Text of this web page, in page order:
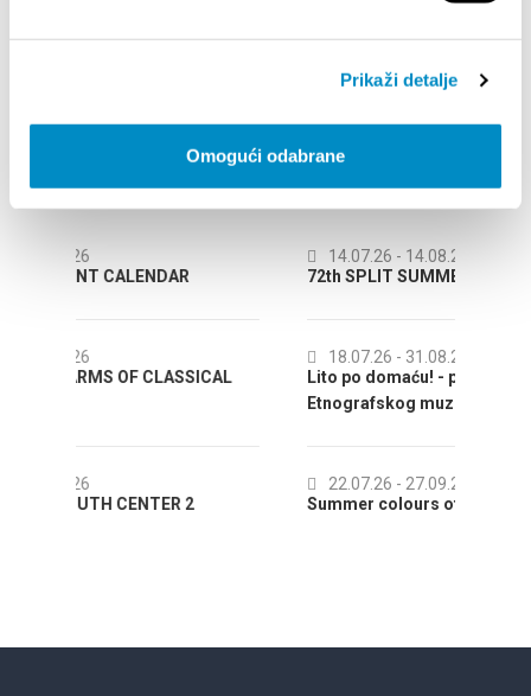
Prikaži detalje
Omogući odabrane
FESTE UND VERANSTALTUNGEN
CLASSICAL
- 14.08.26
72th SPLIT SUMMER FESTIVAL
- 31.08.26
Lito po domaću! - promotivna akcija
Etnografskog muzeja
- 27.09.26
Summer colours of Split 2026